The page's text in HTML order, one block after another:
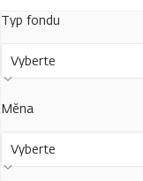
Typ fondu
Vyberte
Měna
Vyberte